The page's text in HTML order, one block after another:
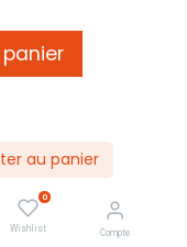
au panier
0
Wishlist Compte